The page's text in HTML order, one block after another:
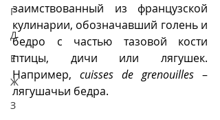
Г
Д
Е
Ж
З
заимствованный из французской
кулинарии, обозначавший голень и
бедро с частью тазовой кости
птицы, дичи или лягушек.
Например, cuisses de grenouilles –
лягушачьи бедра.